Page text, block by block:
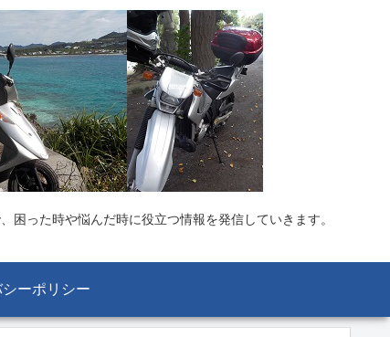
った時や悩んだ時に役立つ情報を発信していきます。
ーポリシー